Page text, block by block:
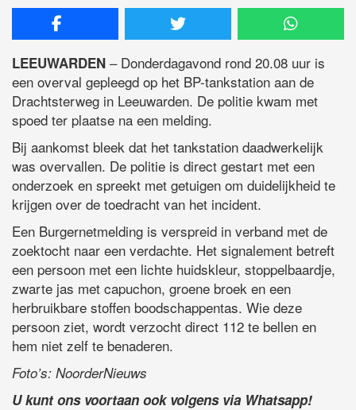
LEEUWARDEN – Donderdagavond rond 20.08 uur is
een overval gepleegd op het BP-tankstation aan de
Drachtsterweg in Leeuwarden. De politie kwam met
spoed ter plaatse na een melding.
Bij aankomst bleek dat het tankstation daadwerkelijk
was overvallen. De politie is direct gestart met een
onderzoek en spreekt met getuigen om duidelijkheid te
krijgen over de toedracht van het incident.
Een Burgernetmelding is verspreid in verband met de
zoektocht naar een verdachte. Het signalement betreft
een persoon met een lichte huidskleur, stoppelbaardje,
zwarte jas met capuchon, groene broek en een
herbruikbare stoffen boodschappentas. Wie deze
persoon ziet, wordt verzocht direct 112 te bellen en
hem niet zelf te benaderen.
Foto’s: NoorderNieuws
U kunt ons voortaan ook volgens via Whatsapp!